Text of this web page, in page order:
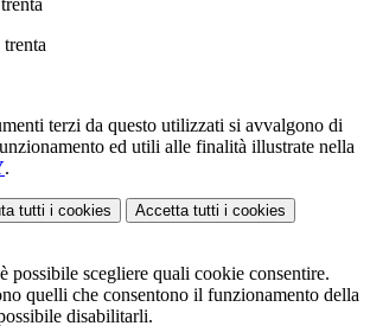
terzi da questo utilizzati si avvalgono di
ed utili alle finalità illustrate nella
.
tutti i cookies Accetta tutti i cookies
possibile scegliere quali cookie consentire.
quelli che consentono il funzionamento della
disabilitarli.